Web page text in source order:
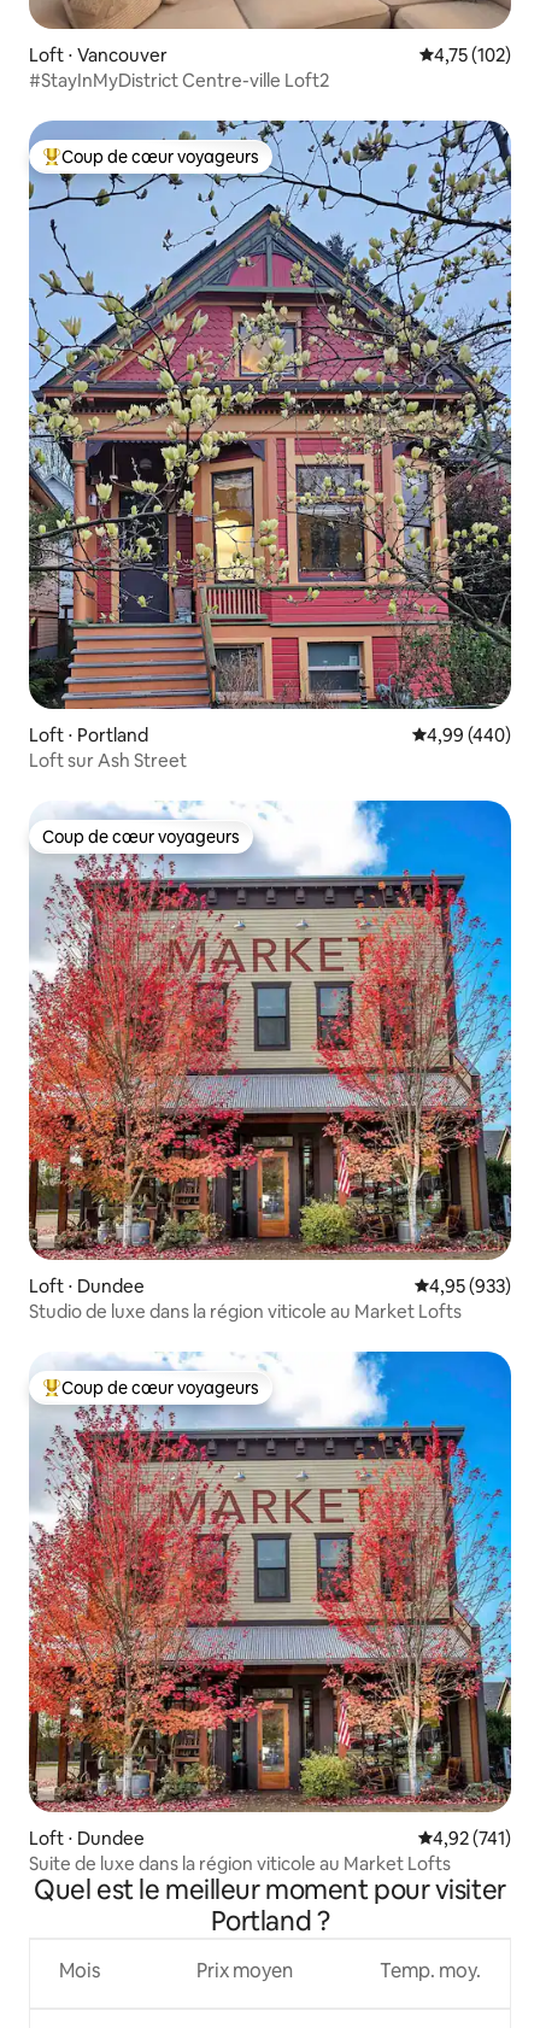
Loft ⋅ Vancouver Évaluation
4,75 (102)
#StayInMyDistrict Centre-ville Loft2
Coups de cœur voyageurs les plus appréciés
Coup de cœur voyageurs
Loft ⋅ Portland Évaluation
4,99 (440)
Loft sur Ash Street
Coup de cœur voyageurs
Coup de cœur voyageurs
Loft ⋅ Dundee Évaluation
4,95 (933)
Studio de luxe dans la région viticole au Market Lofts
Coups de cœur voyageurs les plus appréciés
Coup de cœur voyageurs
Loft ⋅ Dundee Évaluation
4,92 (741)
Suite de luxe dans la région viticole au Market Lofts
Quel est le meilleur moment pour visiter
Portland ?
Mois Prix moyen Temp. moy.